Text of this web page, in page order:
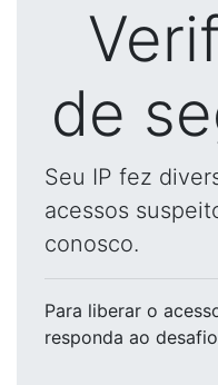
de
Seu IP fez
acessos
conosco.
Para liberar o
responda ao